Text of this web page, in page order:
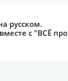
русском.
с "ВСЁ про